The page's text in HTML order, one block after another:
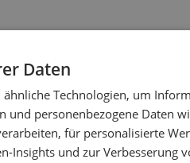
Betriebsführung
Daten
Technologien, um
personenbezogene Daten
für personalisierte
Insights und zur Verbesserung